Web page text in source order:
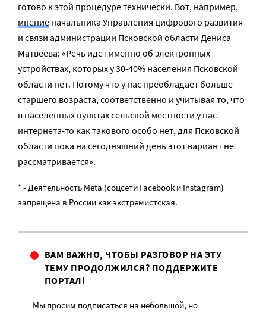
готово к этой процедуре технически. Вот, например,
мнение начальника Управления цифрового развития
и связи администрации Псковской области Дениса
Матвеева: «Речь идет именно об электронных
устройствах, которых у 30-40% населения Псковской
области нет. Потому что у нас преобладает больше
старшего возраста, соответственно и учитывая то, что
в населенных пунктах сельской местности у нас
интернета-то как такового особо нет, для Псковской
области пока на сегодняшний день этот вариант не
рассматривается».
* - Деятельность Meta (соцсети Facebook и Instagram)
запрещена в России как экстремистская.
ВАМ ВАЖНО, ЧТОБЫ РАЗГОВОР НА ЭТУ
ТЕМУ ПРОДОЛЖИЛСЯ? ПОДДЕРЖИТЕ
ПОРТАЛ!
Мы просим подписаться на небольшой, но